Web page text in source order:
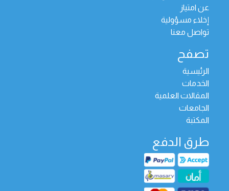
عن امتياز
إخلاء مسؤولية
تواصل معنا
تصفح
الرئيسية
الخدمات
المقالات العلمية
الجامعات
المكتبة
طرق الدفع